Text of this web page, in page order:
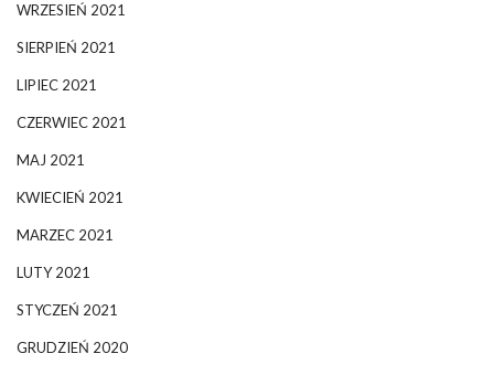
WRZESIEŃ 2021
SIERPIEŃ 2021
LIPIEC 2021
CZERWIEC 2021
MAJ 2021
KWIECIEŃ 2021
MARZEC 2021
LUTY 2021
STYCZEŃ 2021
GRUDZIEŃ 2020